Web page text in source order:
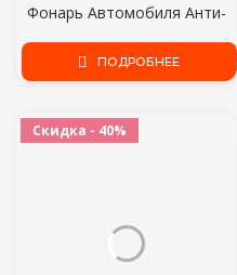
Фонарь Автомобиля Анти-
Столкновение Задний
Фонарь Тормозная
Стояночный Стоп-Сигнал
Хвостовая Сигнальная Лампа
ПОДРОБНЕЕ
Скидка - 40%